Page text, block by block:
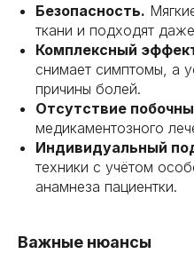
Безопасность.
ткани и подходят
Комплексный
снимает симптомы, а
причины болей.
Отсутствие
медикаментозного
Индивидуальный
техники с учётом
анамнеза пациентки.
Важные нюансы